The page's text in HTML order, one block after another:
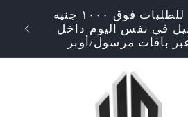
المحتوى
شحن مجاني للطلبات فوق ١٠٠٠ جنيه
في نفس اليوم داخل